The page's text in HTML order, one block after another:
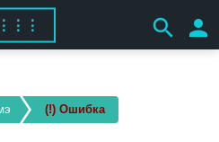
⋮⋮⋮ search person
(!) Ошибка